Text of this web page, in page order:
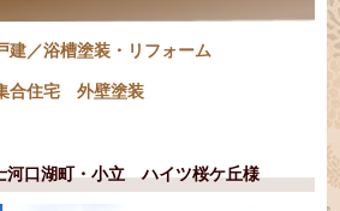
建／浴槽塗装・リフォーム
合住宅 外壁塗装
河口湖町・小立 ハイツ桜ケ丘様